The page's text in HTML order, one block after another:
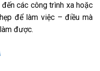
các công trình xa hoặc
để làm việc – điều mà
được.